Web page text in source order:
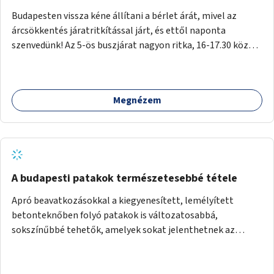
Budapesten vissza kéne állítani a bérlet árát, mivel az
árcsökkentés járatritkítással járt, és ettől naponta
szenvedünk! Az 5-ös buszjárat nagyon ritka, 16-17.30 között
kell utaznunk, gyerekkel együtt minden nap. Sokkal többet
érnénk vele, ha növelnék a bérlet árát és gyakorítanák a
megéreznénk.
Megnézem
A budapesti patakok természetesebbé tétele
Apró beavatkozásokkal a kiegyenesített, lemélyített
betonteknőben folyó patakok is változatosabbá,
sokszínűbbé tehetők, amelyek sokat jelenthetnek az